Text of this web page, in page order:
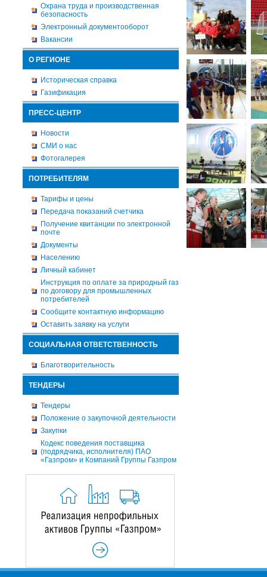
Охрана труда и производственная
безопасность
Электронный документооборот
Вакансии
О РЕГИОНЕ
Историческая справка
Газификация
ПРЕСС-ЦЕНТР
Новости
СМИ о нас
Фотогалерея
ПОТРЕБИТЕЛЯМ
Тарифы и цены
Передача показаний счетчика
Получение квитанции по электронной
почте
Документы
Населению
Личный кабинет
Инструкция по оплате за природный газ
по договору для промышленных
потребителей
Сообщите контактную информацию
Оставить заявку на услуги
СОЦИАЛЬНАЯ ОТВЕТСТВЕННОСТЬ
Благотворительность
ТЕНДЕРЫ
Тендеры
Положение о закупочной деятельности
Закупки
Кодекс поведения поставщика
(подрядчика, исполнителя) ПАО
«Газпром» и Компаний Группы Газпром